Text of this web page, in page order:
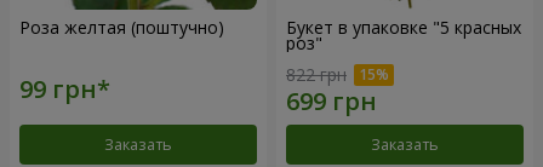
Роза желтая (поштучно)
Заказать
Букет в упаковке "5 красных
роз"
822 грн
Заказать